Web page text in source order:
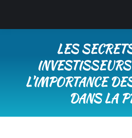
LES
L’IMPORTANCE
DANS LA